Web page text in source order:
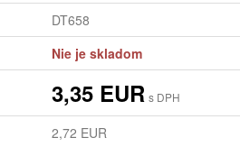
DT658
Nie je skladom
3,35 EUR s DPH
2,72 EUR